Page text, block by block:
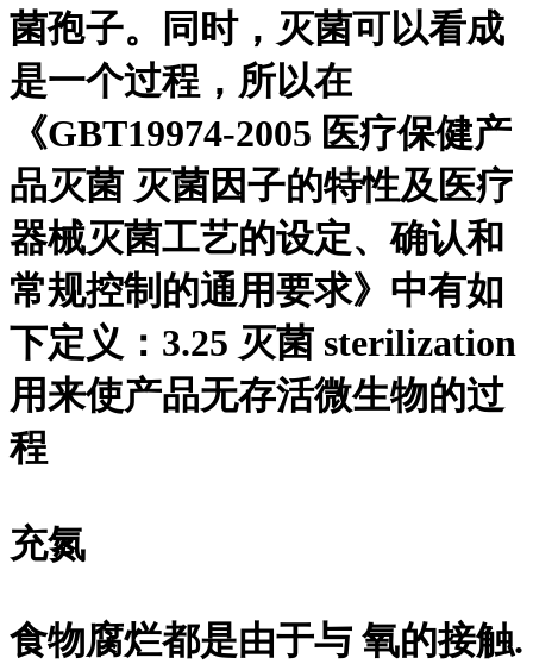
菌孢子。同时，灭菌可以看成
是一个过程，所以在
《GBT19974-2005 医疗保健产
品灭菌 灭菌因子的特性及医疗
器械灭菌工艺的设定、确认和
常规控制的通用要求》中有如
下定义：3.25 灭菌 sterilization
用来使产品无存活微生物的过
程
充氮
食物腐烂都是由于与 氧的接触.